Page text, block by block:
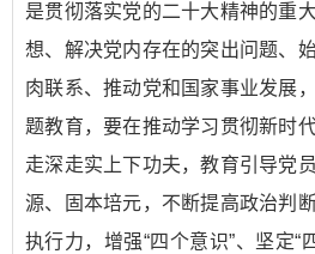
是贯彻落实党的二十大精神的重
想、解决党内存在的突出问题、
肉联系、推动党和国家事业发展
题教育，要在推动学习贯彻新时
走深走实上下功夫，教育引导党
源、固本培元，不断提高政治判
执行力，增强“四个意识”、坚定“